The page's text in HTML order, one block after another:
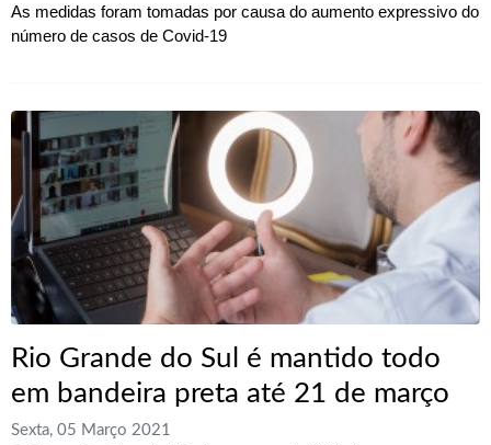
As medidas foram tomadas por causa do aumento expressivo do
número de casos de Covid-19
Rio Grande do Sul é mantido todo
em bandeira preta até 21 de março
Sexta, 05 Março 2021